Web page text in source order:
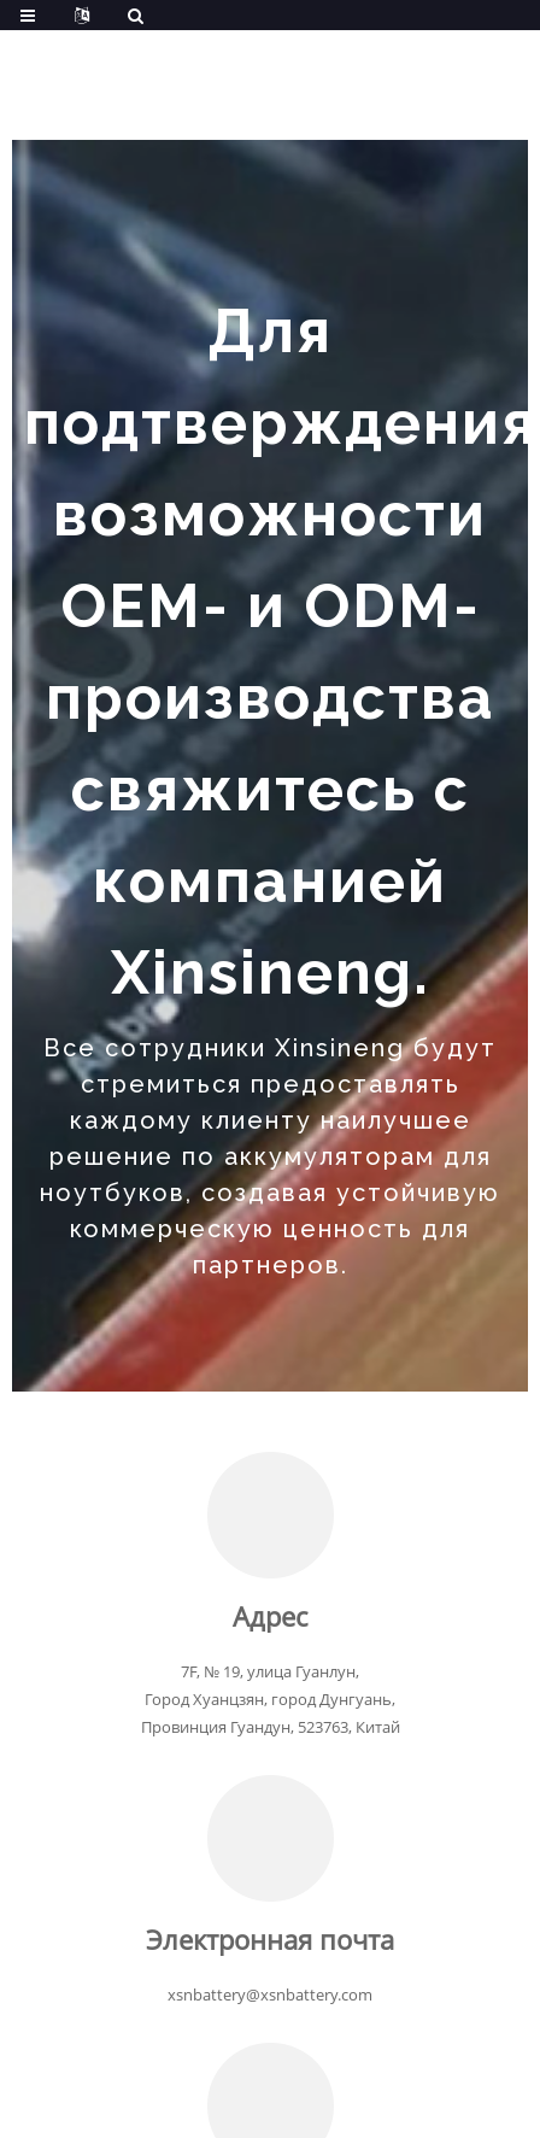
Для
подтверждения
возможности
OEM- и ODM-
производства
свяжитесь с
компанией
Xinsineng.
Все сотрудники Xinsineng будут
стремиться предоставлять
каждому клиенту наилучшее
решение по аккумуляторам для
ноутбуков, создавая устойчивую
коммерческую ценность для
партнеров.
Адрес
7F, № 19, улица Гуанлун,
Город Хуанцзян, город Дунгуань,
Провинция Гуандун, 523763, Китай
Электронная почта
xsnbattery@xsnbattery.com